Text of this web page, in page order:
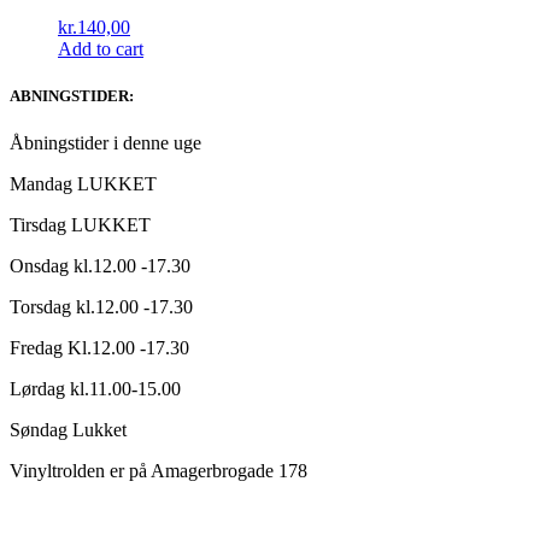
kr.140,00
Add to cart
ABNINGSTIDER:
Åbningstider i denne uge
Mandag LUKKET
Tirsdag LUKKET
Onsdag kl.12.00 -17.30
Torsdag kl.12.00 -17.30
Fredag Kl.12.00 -17.30
Lørdag kl.11.00-15.00
Søndag Lukket
Vinyltrolden er på Amagerbrogade 178